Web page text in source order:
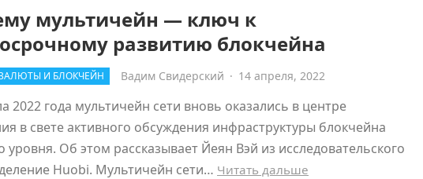
мультичейн — ключ к
развитию блокчейна
И БЛОКЧЕЙН Вадим Свидерский · 14 апреля, 2022
2022 года мультичейн сети вновь оказались в центре
в свете активного обсуждения инфраструктуры блокчейна
уровня. Об этом рассказывает Йеян Вэй из исследовательского
Huobi. Мультичейн сети… Читать дальше